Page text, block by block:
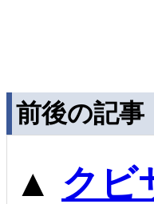
前後の記事
▲ クビ